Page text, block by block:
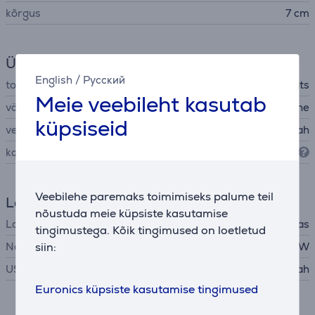
English / Русский
Meie veebileht kasutab
küpsiseid
Veebilehe paremaks toimimiseks palume teil
nõustuda meie küpsiste kasutamise
tingimustega. Kõik tingimused on loetletud
siin:
Euronics küpsiste kasutamise tingimused
kõrgus 7 cm
Üldine parameeter
tootja
Beats
värv
kuldne
veekindel
Jah
kaitseaste
Laadija
Laadija
ei ole kaasas
Nõutav laadija võimsus
15 - 45 W
USB PD
Jah